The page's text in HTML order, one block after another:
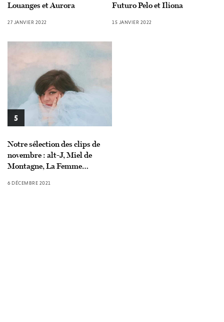
Louanges et Aurora
27 JANVIER 2022
Futuro Pelo et Iliona
15 JANVIER 2022
5
Notre sélection des clips de
novembre : alt-J, Miel de
Montagne, La Femme…
6 DÉCEMBRE 2021